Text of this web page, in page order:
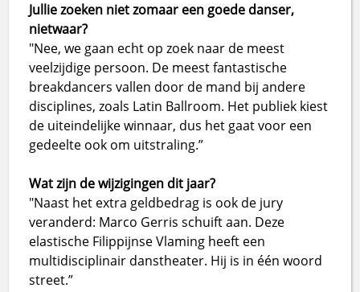
Jullie zoeken niet zomaar een goede danser,
nietwaar?
"Nee, we gaan echt op zoek naar de meest
veelzijdige persoon. De meest fantastische
breakdancers vallen door de mand bij andere
disciplines, zoals Latin Ballroom. Het publiek kiest
de uiteindelijke winnaar, dus het gaat voor een
gedeelte ook om uitstraling.”
Wat zijn de wijzigingen dit jaar?
"Naast het extra geldbedrag is ook de jury
veranderd: Marco Gerris schuift aan. Deze
elastische Filippijnse Vlaming heeft een
multidisciplinair danstheater. Hij is in één woord
street.”